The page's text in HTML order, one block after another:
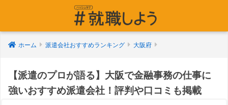
ホーム 派遣会社おすすめランキング 大阪府
【派遣のプロが語る】大阪で金融事務の仕事に
強いおすすめ派遣会社！評判や口コミも掲載